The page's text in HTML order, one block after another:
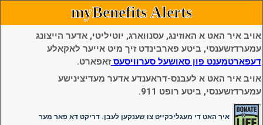
myBenefits Alerts
אויב איר האט א האוזינג, עסנווארג, יוטיליטי, אדער הייצונג
עמערדזשענסי, ביטע פארבינדט זיך מיט אייער לאקאלע
דעפארטמענט פון סאושעל סערוויסעסזאפארט.
אויב איר האט א לעבנס-דראענדע אדער מעדיצינישע
עמערדזשענסי, ביטע רופט 911.
איר האט די מעגליכקייט צו שענקען לעבן. דריקט דא פאר מער